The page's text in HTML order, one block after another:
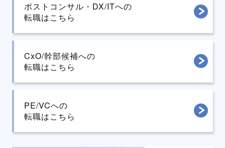
ポストコンサル・DX/ITへの
転職はこちら
CxO/幹部候補への
転職はこちら
PE/VCへの
転職はこちら